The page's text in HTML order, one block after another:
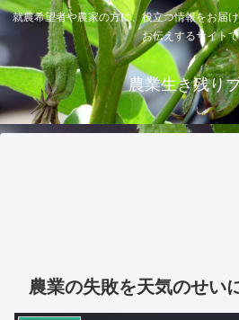
就農希望者や農家の方に、役立つ情報をお届
お伝えするサイトで
農業生き残り
農業の失敗を天気のせい